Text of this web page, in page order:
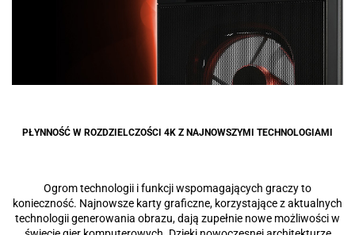
PŁYNNOŚĆ W ROZDZIELCZOŚCI 4K Z NAJNOWSZYMI TECHNOLOGIAMI
Ogrom technologii i funkcji wspomagających graczy to
konieczność. Najnowsze karty graficzne, korzystające z aktualnych
technologii generowania obrazu, dają zupełnie nowe możliwości w